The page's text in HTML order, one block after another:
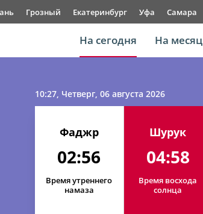
Грозный Екатеринбург Уфа Самара
На сегодня На месяц
10:27, Четверг, 06 августа 2026
Фаджр
02:56
Время утреннего
намаза
Шурук
04:58
Время восхода
солнца